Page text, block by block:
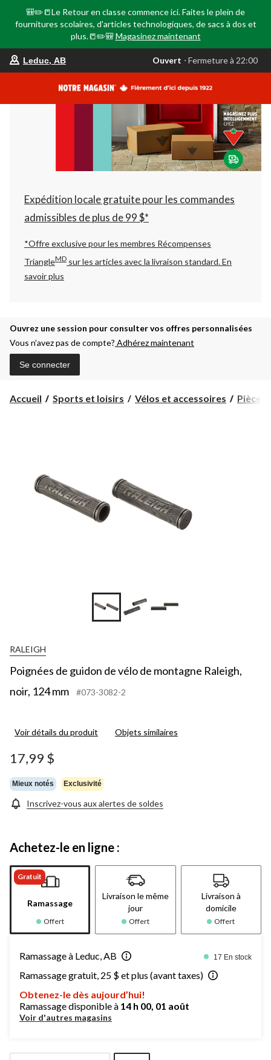
🎒✏️📒Le Retour en classe commence ici. Faites le plein de
fournitures scolaires, d'articles technologiques, de sacs à dos et
plus.📒✏️🎒 Magasinez maintenant
votre
est
AB,
Ouvert,
Fermeture
à
22:00
changer
Leduc, AB Ouvert ⋅ Fermeture à 22:00
Expédition locale gratuite pour les commandes
admissibles de plus de 99 $*
*Offre exclusive pour les membres Récompenses
TriangleMD sur les articles avec la livraison standard.En
savoir plus
Ouvrez une session pour consulter vos offres personnalisées
Vous n’avez pas de compte? Adhérez maintenant
Se connecter
Accueil Sports et loisirs Vélos et accessoires Pièces
RALEIGH
Poignées de guidon de vélo de montagne Raleigh,
noir, 124 mm
#073-3082-2
Voir détails du produit Objets similaires
17,99 $
Mieux notés Exclusivité
Inscrivez-vous aux alertes de soldes
Achetez-le en ligne :
Gratuit
Ramassage
Offert
Livraison le même
jour
Offert
Livraison à
domicile
Offert
Ramassage à Leduc, AB 17 En stock
Ramassage gratuit, 25 $ et plus (avant taxes)
Obtenez-le dès aujourd’hui!
Ramassage disponible à 14 h 00, 01 août
Voir d'autres magasins